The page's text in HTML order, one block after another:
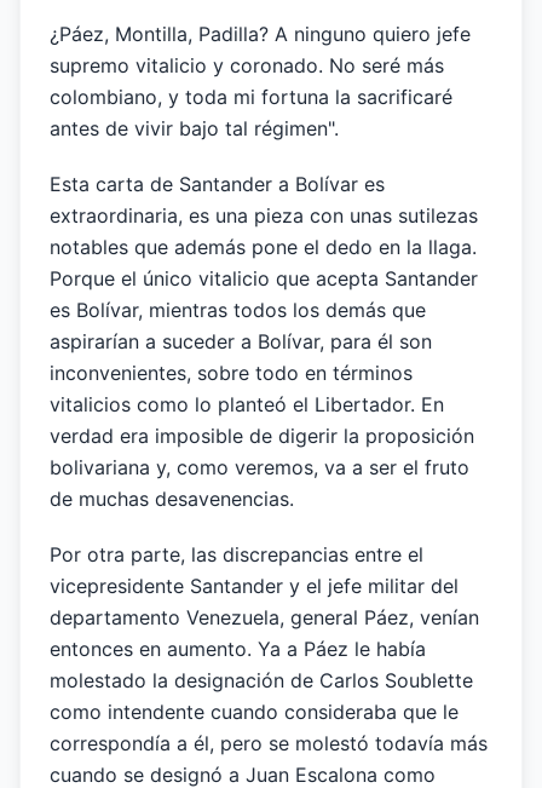
¿Páez, Montilla, Padilla? A ninguno quiero jefe
supremo vitalicio y coronado. No seré más
colombiano, y toda mi fortuna la sacrificaré
antes de vivir bajo tal régimen".
Esta carta de Santander a Bolívar es
extraordinaria, es una pieza con unas sutilezas
notables que además pone el dedo en la llaga.
Porque el único vitalicio que acepta Santander
es Bolívar, mientras todos los demás que
aspirarían a suceder a Bolívar, para él son
inconvenientes, sobre todo en términos
vitalicios como lo planteó el Libertador. En
verdad era imposible de digerir la proposición
bolivariana y, como veremos, va a ser el fruto
de muchas desavenencias.
Por otra parte, las discrepancias entre el
vicepresidente Santander y el jefe militar del
departamento Venezuela, general Páez, venían
entonces en aumento. Ya a Páez le había
molestado la designación de Carlos Soublette
como intendente cuando consideraba que le
correspondía a él, pero se molestó todavía más
cuando se designó a Juan Escalona como